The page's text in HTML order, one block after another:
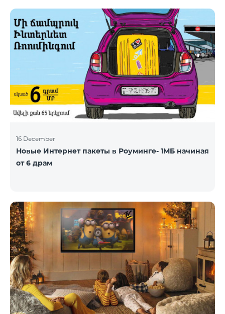
высокотехнологичной промышленности РА и
офисом главного комиссара по делам диаспоры
РА. Основная цель программы - привлечение
талантливых предпринимателей, инженеров из
диаспоры, стимулирование репатриации, а также
развитие стартап-экосистемы в Армении.
Программа позволяет превратить
технологические идеи и проекты прож
16 December
Новые Интернет пакеты в Роуминге- 1МБ начиная
от 6 драм